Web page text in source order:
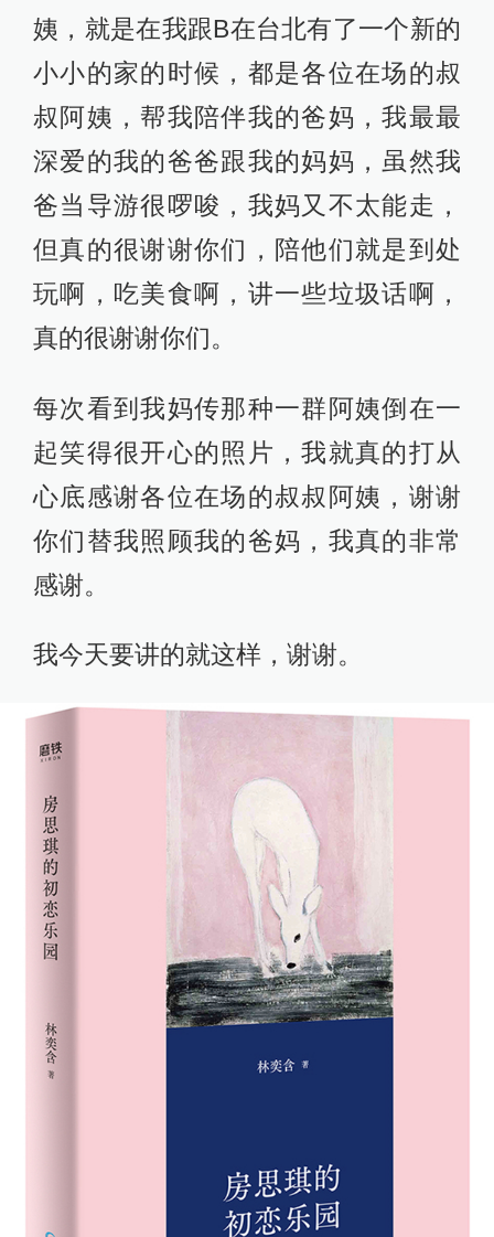
姨，就是在我跟B在台北有了一个新的
小小的家的时候，都是各位在场的叔
叔阿姨，帮我陪伴我的爸妈，我最最
深爱的我的爸爸跟我的妈妈，虽然我
爸当导游很啰唆，我妈又不太能走，
但真的很谢谢你们，陪他们就是到处
玩啊，吃美食啊，讲一些垃圾话啊，
真的很谢谢你们。
每次看到我妈传那种一群阿姨倒在一
起笑得很开心的照片，我就真的打从
心底感谢各位在场的叔叔阿姨，谢谢
你们替我照顾我的爸妈，我真的非常
感谢。
我今天要讲的就这样，谢谢。